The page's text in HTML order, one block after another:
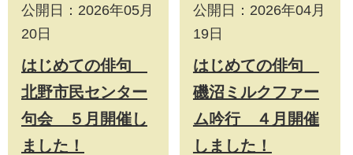
公開日：2026年05月
20日
はじめての俳句
北野市民センター
句会 ５月開催し
ました！
公開日：2026年04月
19日
はじめての俳句
磯沼ミルクファー
ム吟行 ４月開催
しました！